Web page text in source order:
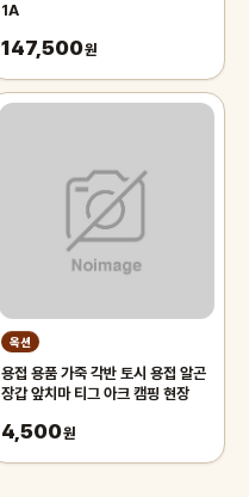
1A
147,500원
옥션
용접 용품 가죽 각반 토시 용접 알곤
장갑 앞치마 티그 아크 캠핑 현장
4,500원